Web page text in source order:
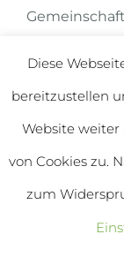
Wir
zu
Bitte
Diese
bereitzustellen
Website
von Cookies zu.
zum